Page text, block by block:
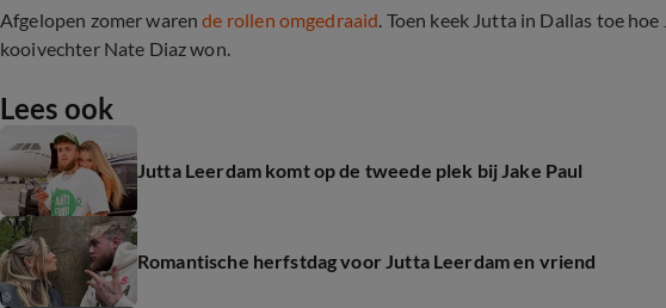
Afgelopen zomer warende rollen omgedraaid. Toen keek Jutta in Dallas toe
kooivechter Nate Diaz won.
Lees ook
Jutta Leerdam komt op de tweede plek bij Jake Paul
Romantische herfstdag voor Jutta Leerdam en vriend